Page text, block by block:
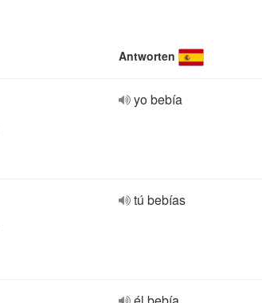
Antworten
yo bebía
tú bebías